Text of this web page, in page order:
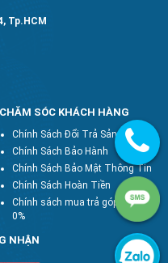
Tp.HCM
CHĂM SÓC KHÁCH HÀNG
Chính Sách Đổi Trả Sản Phẩm
Chính Sách Bảo Hành
Chính Sách Bảo Mật Thông Tin
Chính Sách Hoàn Tiền
Chính sách mua trả góp lãi suất
0%
NHẬN